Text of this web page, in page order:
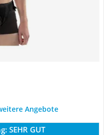
Angebote
SEHR GUT